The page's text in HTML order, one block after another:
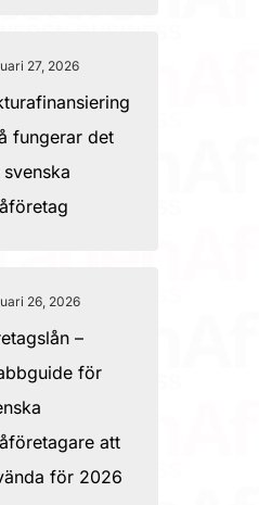
27, 2026
fungerar det
26, 2026
–
för
att
för 2026